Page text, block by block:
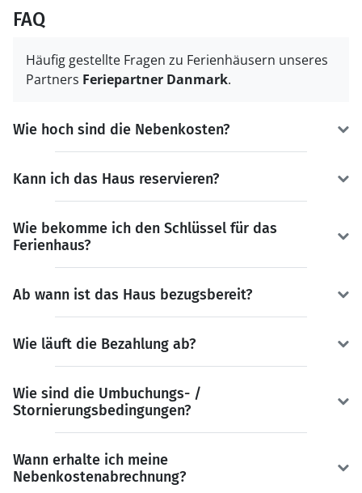
FAQ
Häufig gestellte Fragen zu Ferienhäusern unseres
Partners Feriepartner Danmark.
Wie hoch sind die Nebenkosten?
Kann ich das Haus reservieren?
Wie bekomme ich den Schlüssel für das
Ferienhaus?
Ab wann ist das Haus bezugsbereit?
Wie läuft die Bezahlung ab?
Wie sind die Umbuchungs- /
Stornierungsbedingungen?
Wann erhalte ich meine
Nebenkostenabrechnung?